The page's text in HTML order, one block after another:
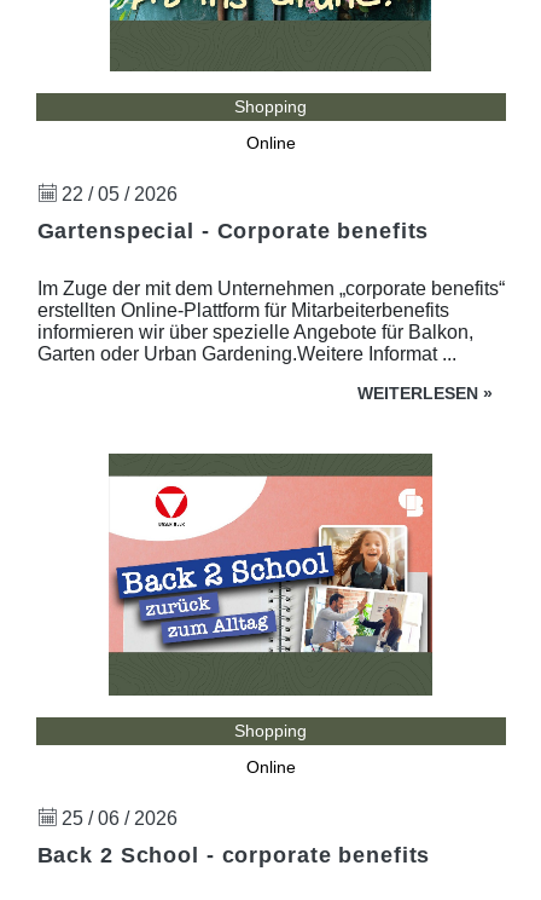
Shopping
Online
22 / 05 / 2026
Gartenspecial - Corporate benefits
Im Zuge der mit dem Unternehmen „corporate benefits“
erstellten Online-Plattform für Mitarbeiterbenefits
informieren wir über spezielle Angebote für Balkon,
Garten oder Urban Gardening.Weitere Informat ...
WEITERLESEN »
Shopping
Online
25 / 06 / 2026
Back 2 School - corporate benefits